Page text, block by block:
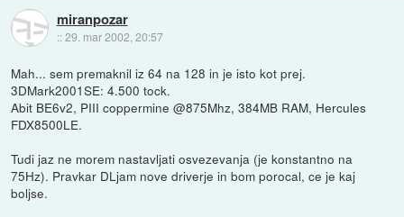
miranpozar
::29. mar 2002, 20:57
Mah... sem premaknil iz 64 na 128 in je isto kot prej.
3DMark2001SE: 4.500 tock.
Abit BE6v2, PIII coppermine @875Mhz, 384MB RAM, Hercules
FDX8500LE.
Tudi jaz ne morem nastavljati osvezevanja (je konstantno na
75Hz). Pravkar DLjam nove driverje in bom porocal, ce je kaj
boljse.